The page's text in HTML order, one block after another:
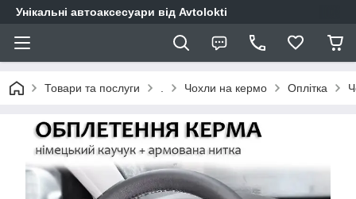
Унікальні автоаксесуари від Avtolokti
Товари та послуги Чохли на кермо Оплітка